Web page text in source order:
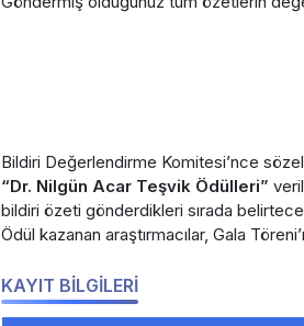
Bildiri Değerlendirme Komitesi’nce
“Dr. Nilgün Acar Teşvik Ödülleri”
bildiri özeti gönderdikleri sırada
Ödül kazanan araştırmacılar, Gala
KAYIT BİLGİLERİ